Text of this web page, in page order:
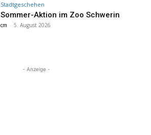
Stadtgeschehen
Sommer-Aktion im Zoo Schwerin
cm - 5. August 2026
- Anzeige -